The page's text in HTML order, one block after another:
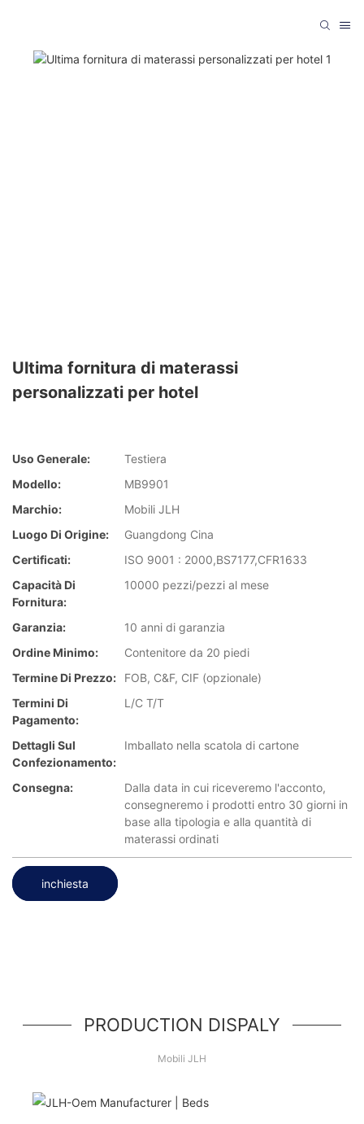
Ultima fornitura di materassi
personalizzati per hotel
Uso Generale:
Testiera
Modello:
MB9901
Marchio:
Mobili JLH
Luogo Di Origine:
Guangdong Cina
Certificati:
ISO 9001 : 2000,BS7177,CFR1633
Capacità Di
Fornitura:
10000 pezzi/pezzi al mese
Garanzia:
10 anni di garanzia
Ordine Minimo:
Contenitore da 20 piedi
Termine Di Prezzo:
FOB, C&F, CIF (opzionale)
Termini Di
Pagamento:
L/C T/T
Dettagli Sul
Confezionamento:
Imballato nella scatola di cartone
Consegna:
Dalla data in cui riceveremo l'acconto,
consegneremo i prodotti entro 30 giorni in
base alla tipologia e alla quantità di
materassi ordinati
inchiesta
PRODUCTION DISPALY
Mobili JLH